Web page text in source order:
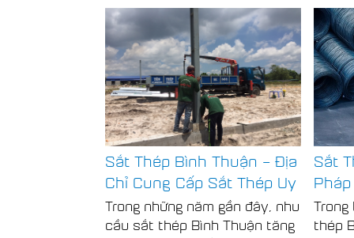
bền bỉ cho công trình. Với sự
phát triển không ngừng của hạ
tầng và đô thị, nhu cầu sử
dụng sắt thép Bình Thuận
ngày càng tăng cao, đòi hỏi
nguồn cung ổn định và chất
lượng đảm bảo.
xây
chọn
Bình
là
bảo
cho
Sắt Thép Bình Thuận – Địa
Chỉ Cung Cấp Sắt Thép Uy
Tín
Trong những năm gần đây, nhu
cầu sắt thép Bình Thuận tăng
Sắt
thép